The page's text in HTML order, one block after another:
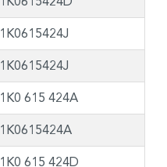
1K0615424J
1K0615424J
1K0 615 424A
1K0615424A
1K0 615 424D